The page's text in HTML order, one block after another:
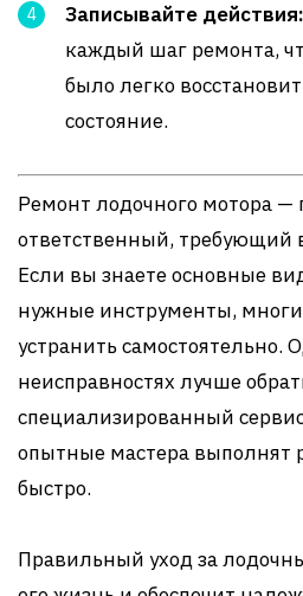
Записывайте действия:
каждый шаг ремонта,
было легко
состояние.
Ремонт лодочного мотора —
ответственный, требующий
Если вы знаете основные
нужные инструменты,
устранить самостоятельно.
неисправностях лучше
специализированный
опытные мастера выполнят
быстро.
Правильный уход за